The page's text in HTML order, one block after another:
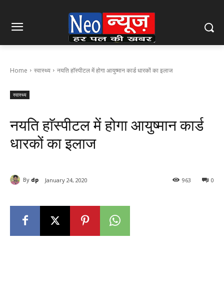
Home स्वास्थ्य नयति हाॅस्पीटल में होगा आयुष्मान कार्ड धारकों का इलाज
स्वास्थ्य
नयति हाॅस्पीटल में होगा आयुष्मान कार्ड
धारकों का इलाज
By dp January 24, 2020 0
963